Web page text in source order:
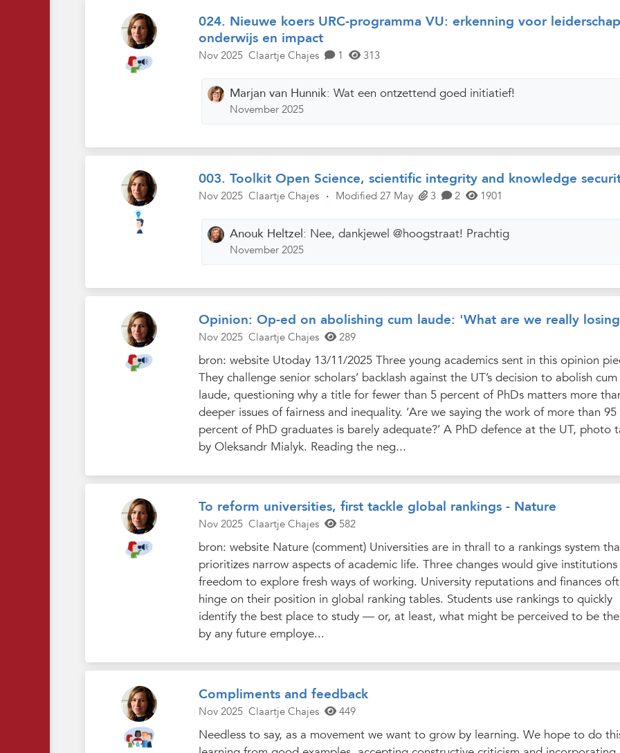
024. Nieuwe koers URC-programma VU: erkenning voor
onderwijs en impact
Nov 2025 Claartje Chajes 1 313
Marjan van Hunnik:Wat een ontzettend goed initiatief!
November 2025
003. Toolkit Open Science, scientific integrity and knowledge
Nov 2025 Claartje Chajes · Modified 27 May 3 2 1901
Anouk Heltzel: Nee, dankjewel @hoogstraat! Prachtig
November 2025
Opinion: Op-ed on abolishing cum laude: 'What are we really
Nov 2025 Claartje Chajes 289
bron: website Utoday 13/11/2025 Three young academics sent in this opinion
They challenge senior scholars’ backlash against the UT’s decision to abolish cum
laude, questioning why a title for fewer than 5 percent of PhDs matters more
deeper issues of fairness and inequality. ‘Are we saying the work of more than 95
percent of PhD graduates is barely adequate?’ A PhD defence at the UT, photo
by Oleksandr Mialyk. Reading the neg...
To reform universities, first tackle global rankings - Nature
Nov 2025 Claartje Chajes 582
bron: website Nature (comment) Universities are in thrall to a rankings system
prioritizes narrow aspects of academic life. Three changes would give
freedom to explore fresh ways of working. University reputations and finances
hinge on their position in global ranking tables. Students use rankings to quickly
identify the best place to study — or, at least, what might be perceived to be
by any future employe...
Compliments and feedback
Nov 2025 Claartje Chajes 449
Needless to say, as a movement we want to grow by learning. We hope to do